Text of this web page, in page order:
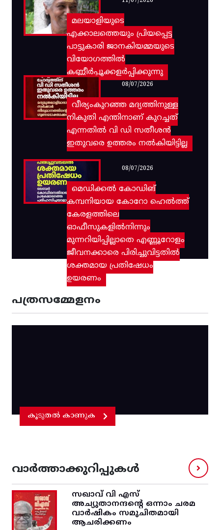
മലയാളിയുടെ
എക്കാലത്തെയും പ്രിയപ്പെട്ട
പാട്ടുകാരി ജാനകിയമ്മയുടെ
വിയോഗത്തിൽ
കണ്ണീർപ്പൂക്കളർപ്പിക്കുന്നു
വീര്യംകുറഞ്ഞ മദ്യത്തിനുള്ള
നികുതി എന്തിനാണ് കുറച്ചത്
എന്നതിൽ വി ഡി സതീശൻ
ഇതുവരെ ഉത്തരം നൽകിയിട്ടില്ല
08/07/2026
മെഡിക്കൽ കോഡിങ്
കമ്പനിയായ കോറോ ഹെൽത്ത്
കേരളത്തിലെ
ഓഫീസുകളിൽനിന്നും
മുന്നറിയിപ്പില്ലാതെ എണ്ണൂറോളം
ജീവനക്കാരെ പിരിച്ചുവിട്ടതിൽ‌
ശക്തമായ പ്രതിഷേധം
ഉയരണം
08/07/2026
പത്രസമ്മേളനം
കൂടുതൽ കാണുക
വാർത്താക്കുറിപ്പുകൾ
സഖാവ് വി എസ്‌
അച്യുതാനന്ദന്റെ ഒന്നാം ചരമ
വാര്‍ഷികം സമുചിതമായി
ആചരിക്കണം